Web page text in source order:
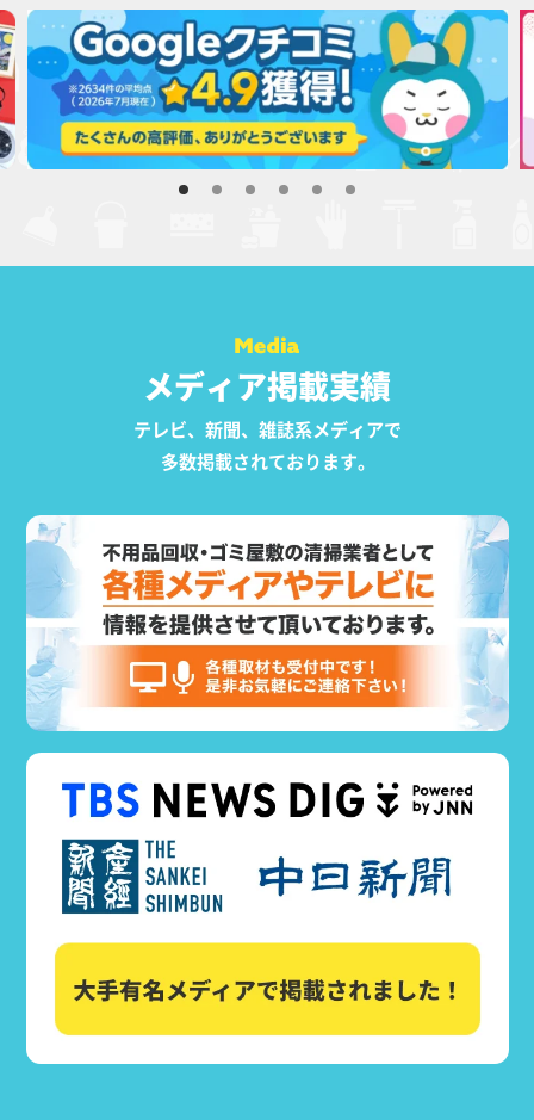
メディア掲載実績
テレビ、新聞、雑誌系メディアで
多数掲載されております。